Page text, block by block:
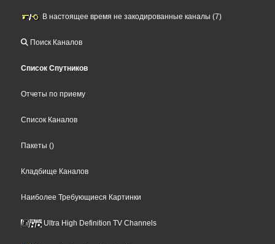
В настоящее время не закодированные каналы (7)
Поиск Каналов
Список Спутников
Отчеты по приему
Список Каналов
Пакеты ()
Кладбище Каналов
Наиболее Требующиеся Картинки
Ultra High Definition TV Channels